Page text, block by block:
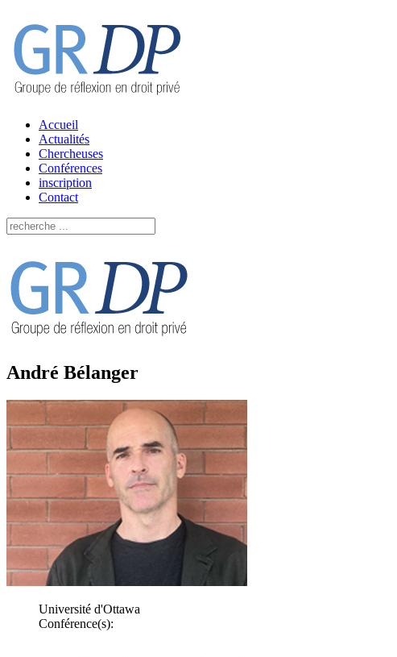
Accueil
Actualités
Chercheuses
Conférences
inscription
Contact
André Bélanger
Université d'Ottawa
Conférence(s):